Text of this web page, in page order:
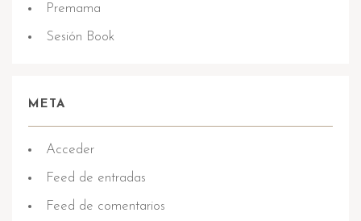
Premama
Sesión Book
META
Acceder
Feed de entradas
Feed de comentarios